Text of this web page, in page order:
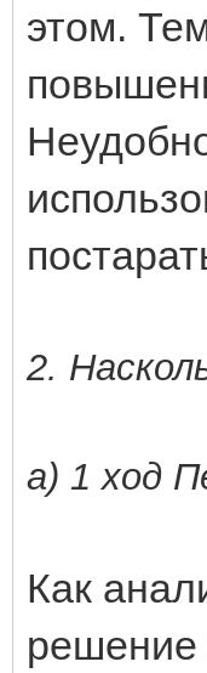
этом.
2.
а) 1 ход
Как
решение